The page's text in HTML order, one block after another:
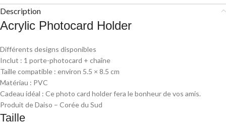
Description
Acrylic Photocard Holder
Différents designs disponibles
Inclut : 1 porte-photocard + chaîne
Taille compatible : environ 5.5 × 8.5 cm
Matériau : PVC
Cadeau idéal : Ce photo card holder fera le bonheur de vos amis.
Produit de Daiso – Corée du Sud
Taille